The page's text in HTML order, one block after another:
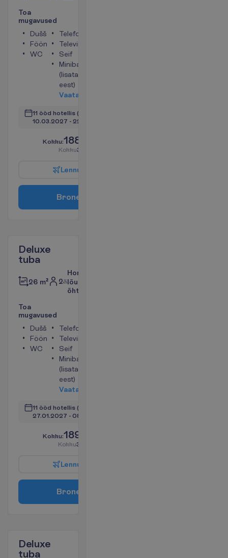
Toa
mugavused
Dušš
Föön
WC
Telefon
Televiisor
Seif
Minibaar
(lisatasu
eest)
Vaata
11 ööd hotellis (12 ööd kokku)
10.03.2027 - 22.03.2027
Kokku:1889.00
Kokku3778.00
Lennu
Brone
Deluxe
tuba
26 m² 2
Hommiku-,
lõuna ja
õhtusöök
Toa
mugavused
Dušš
Föön
WC
Telefon
Televiisor
Seif
Minibaar
(lisatasu
eest)
Vaata
11 ööd hotellis (12 ööd kokku)
27.01.2027 - 08.02.2027
Kokku:1895.00
Kokku3790.00
Lennu
Brone
Deluxe
tuba